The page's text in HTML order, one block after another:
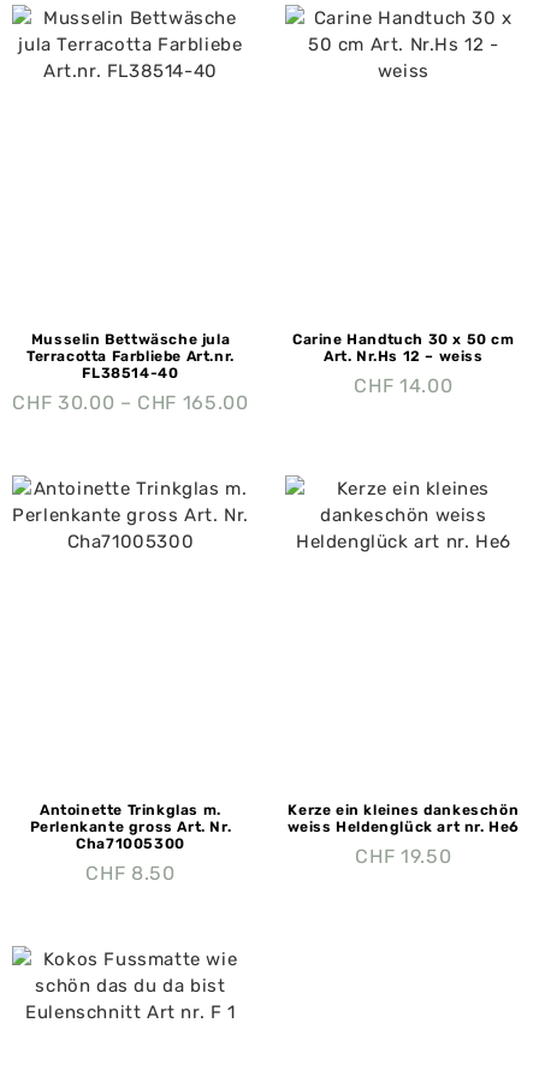
Musselin Bettwäsche jula
Terracotta Farbliebe Art.nr.
FL38514-40
CHF 30.00 – CHF 165.00
Carine Handtuch 30 x 50 cm
Art. Nr.Hs 12 – weiss
CHF 14.00
Antoinette Trinkglas m.
Perlenkante gross Art. Nr.
Cha71005300
CHF 8.50
Kerze ein kleines dankeschön
weiss Heldenglück art nr. He6
CHF 19.50